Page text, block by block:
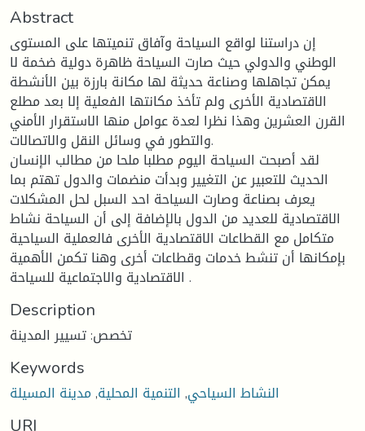
Abstract
إن دراستنا لواقع السياحة وآفاق تنميتها على المستوى
الوطني والدولي حيث صارت السياحة ظاهرة دولية ضخمة لا
يمكن تجاهلها وصناعة حديثة لها مكانة بارزة بين الأنشطة
الاقتصادية الأخرى ولم تأخذ مكانتها الفعلية إلا بعد مطلع
القرن العشرين وهذا نظرا لعدة عوامل منها الاستقرار الأمني
والتطور في وسائل النقل والاتصالات.
لقد أصبحت السياحة اليوم مطلبا ملحا من مطالب الإنسان
الحديث للتعبير عن التغيير وبدأت منضمات والدول تهتم بما
يعرف بصناعة وصارت السياحة احد السبل لحل المشكلات
الاقتصادية للعديد من الدول بالإضافة إلى أن السياحة نشاط
متكامل مع القطاعات الاقتصادية الأخرى فالعملية السياحية
بإمكانها أن تنشط خدمات وقطاعات أخرى وهنا تكمن الأهمية
الاقتصادية والاجتماعية للسياحة .
Description
تخصص: تسيير المدينة
Keywords
النشاط السياحي, التنمية المحلية,مدينة المسيلة